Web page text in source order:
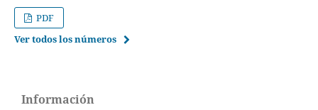
PDF
Ver todos los números
Información